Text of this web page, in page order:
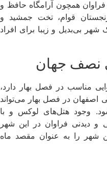
فراوان همچون آرامگاه حافظ و
قوام، تخت جمشید و
شهر بی‌بدیل و زیبا برای افراد
نصف جهان
مناسب در فصل بهار دارد،
اصفهان در فصل بهار می‌تواند
وجود هتل‌های لوکس و با
و دیدنی فراوان در این شهر
شهر را به عنوان مقصد ماه